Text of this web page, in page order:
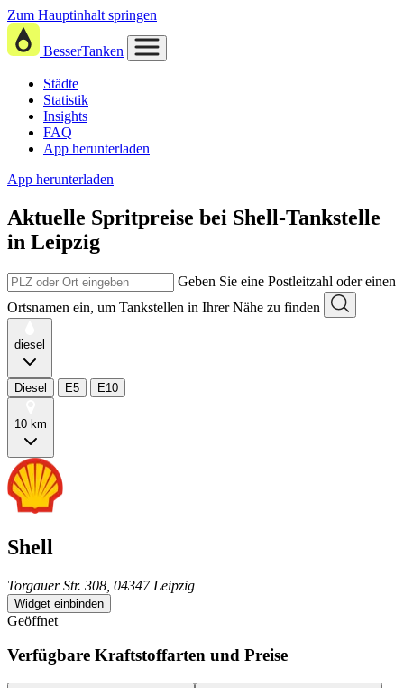
Zum Hauptinhalt springen
BesserTanken
Städte
Statistik
Insights
FAQ
App herunterladen
App herunterladen
Aktuelle Spritpreise bei Shell-Tankstelle
in Leipzig
Geben Sie eine Postleitzahl oder einen
Ortsnamen ein, um Tankstellen in Ihrer Nähe zu finden
diesel
Diesel E5 E10
10 km
Shell
Torgauer Str. 308, 04347 Leipzig
Widget einbinden
Geöffnet
Verfügbare Kraftstoffarten und Preise